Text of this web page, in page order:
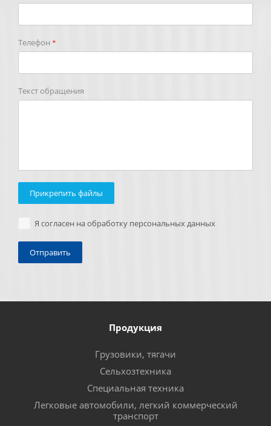
Телефон *
Текст обращения
Прикрепить файлы
Я согласен на обработку персональных данных
Продукция
Грузовики, тягачи
Сельхозтехника
Специальная техника
Легковые автомобили, легкий коммерческий
транспорт